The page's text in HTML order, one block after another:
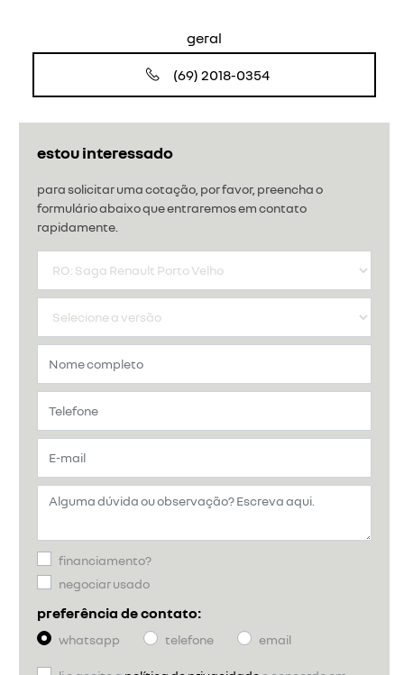
estou interessado
para solicitar uma cotação, por favor, preencha o
formulário abaixo que entraremos em contato
rapidamente.
financiamento?
negociar usado
preferência de contato:
whatsapp telefone email
geral
(69) 2018-0354